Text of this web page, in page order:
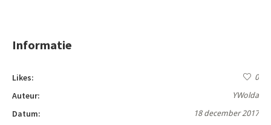
Informatie
Likes: 0
Auteur: YWolda
Datum: 18 december 2017